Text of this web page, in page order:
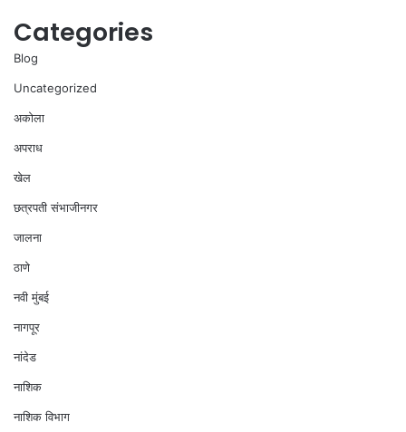
Categories
Blog
Uncategorized
अकोला
अपराध
खेल
छत्रपती संभाजीनगर
जालना
ठाणे
नवी मुंबई
नागपूर
नांदेड
नाशिक
नाशिक विभाग